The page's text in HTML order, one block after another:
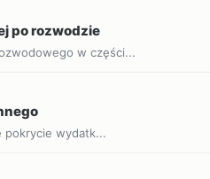
po rozwodzie
w części...
pokrycie wydatk...